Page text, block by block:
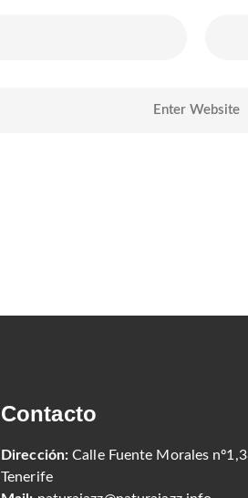
Contacto
Dirección: Calle Fuente Morales
Tenerife